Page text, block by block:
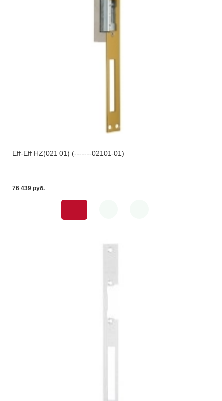
Eff-Eff HZ(021 01) (-------02101-01)
76 439 pуб.